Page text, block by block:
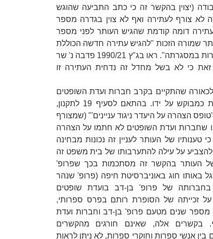
(יצוין בהקשר זה כי כתב התביעה שהוגש
לא צורף לעתירה ואף לא צוין בגדרה מספר
דומה קודמת שהגיש העותר לפני מספר
שמורה הזכות "להגיש עתירה חדשה הכוללת
במסגרתה". ראו בג"ץ 1990/21
פדבה נ' שר
עם זאת כי לא בשל מחדל זה נדחית העתירה זו
לכאורה שהתקיים בקרב חברות ועדת השופטים
אינן מצדיקות התערבות שיפוטית כמבוקש על ידו. בהתאם לסעיף 19 לתקנון,
הצהרה על היעדר ניגוד עניינים'" (שמצורף
שחברות ועדת השופטים לא חתמו על הצהרה
טענותיו של העותר לעניין זה נכונות מבחינה
על עילה להתערבותו של בית משפט זה
העותר בהקשר זה מסתכמות בכך שפרופ'
באותו חוג באוניברסיטת חיפה (פרופ' שנהר
בחברותה של פרופ' בן-דב בועדת שופטים
זכייתה של הסופרת רותם בפרס ספרותי,
מספר שנים מטעם פרופ' בן-דב וחברות ועדת
בקשרים אלה, שאינם חורגים מהקשרים
בין אנשי ספרות וחוקרי ספרות, לא ניתן לראות